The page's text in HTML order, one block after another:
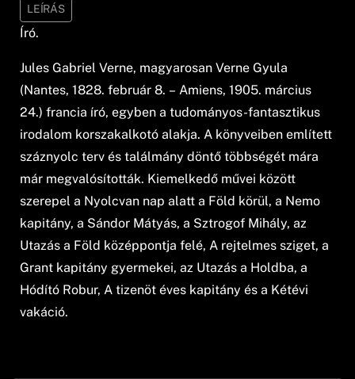
LEÍRÁS
Író.
Jules Gabriel Verne, magyarosan Verne Gyula
(Nantes, 1828. február 8. – Amiens, 1905. március
24.) francia író, egyben a tudományos-fantasztikus
irodalom korszakalkotó alakja. A könyveiben említett
száznyolc terv és találmány döntő többségét mára
már megvalósították. Kiemelkedő művei között
szerepel a Nyolcvan nap alatt a Föld körül, a Nemo
kapitány, a Sándor Mátyás, a Sztrogof Mihály, az
Utazás a Föld középpontja felé, A rejtelmes sziget, a
Grant kapitány gyermekei, az Utazás a Holdba, a
Hódító Robur, A tizenöt éves kapitány és a Kétévi
vakáció.